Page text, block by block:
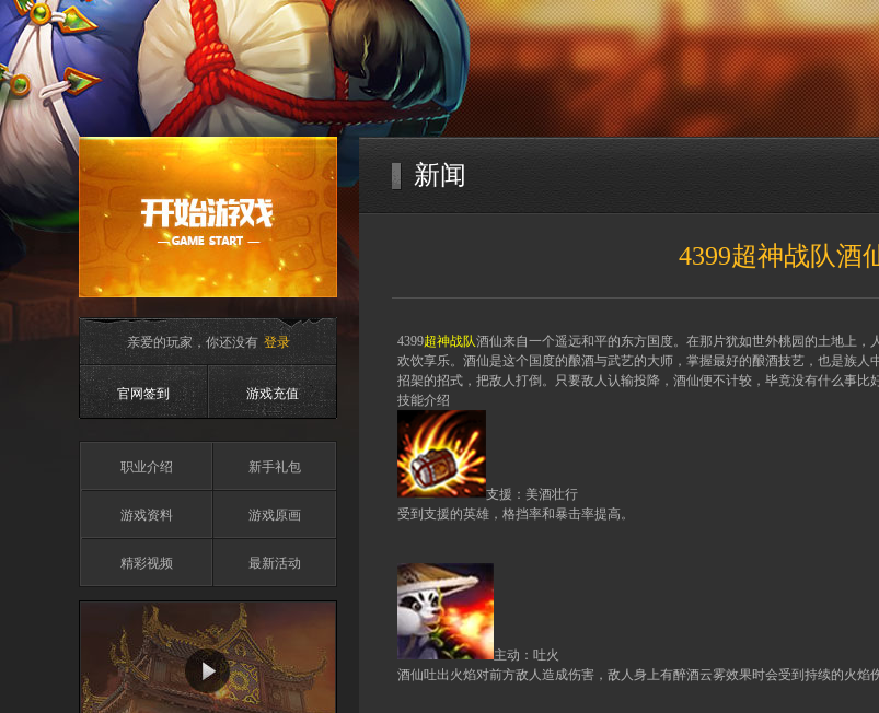
亲爱的玩家，你还没有 登录
官网签到 游戏充值
职业介绍 新手礼包
游戏资料 游戏原画
精彩视频 最新活动
新闻
4399超神战队酒
4399超神战队酒仙来自一个遥远和平的东方国度。在那片犹如世外桃园的土地上
欢饮享乐。酒仙是这个国度的酿酒与武艺的大师，掌握最好的酿酒技艺，也是族人
招架的招式，把敌人打倒。只要敌人认输投降，酒仙便不计较，毕竟没有什么事比
技能介绍
支援：美酒壮行
受到支援的英雄，格挡率和暴击率提高。
主动：吐火
酒仙吐出火焰对前方敌人造成伤害，敌人身上有醉酒云雾效果时会受到持续的火焰伤